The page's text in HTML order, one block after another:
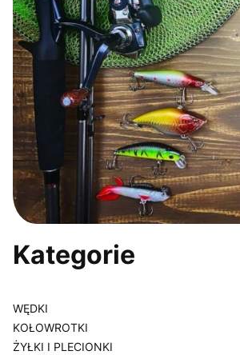
Kategorie
WĘDKI
KOŁOWROTKI
ŻYŁKI I PLECIONKI